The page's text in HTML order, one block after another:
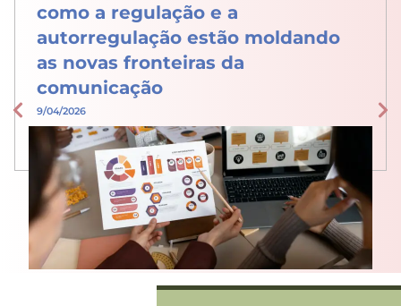
como a regulação e a
autorregulação estão moldando
as novas fronteiras da
comunicação
9/04/2026